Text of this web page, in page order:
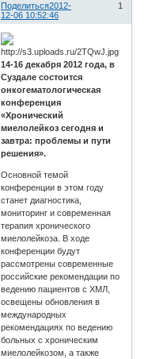
Поделиться 1
2012-
12-06 10:52:46
14-16 декабря 2012 года, в
Суздале состоится
онкогематологическая
конференция
«Хронический
миелолейкоз сегодня и
завтра: проблемы и пути
решения».
Основной темой
конференции в этом году
станет диагностика,
мониторинг и современная
терапия хронического
миелолейкоза. В ходе
конференции будут
рассмотрены современные
российские рекомендации по
ведению пациентов с ХМЛ,
освещены обновления в
мeждународных
рекомендациях по ведению
больных с хроническим
миелолейкозом, а также